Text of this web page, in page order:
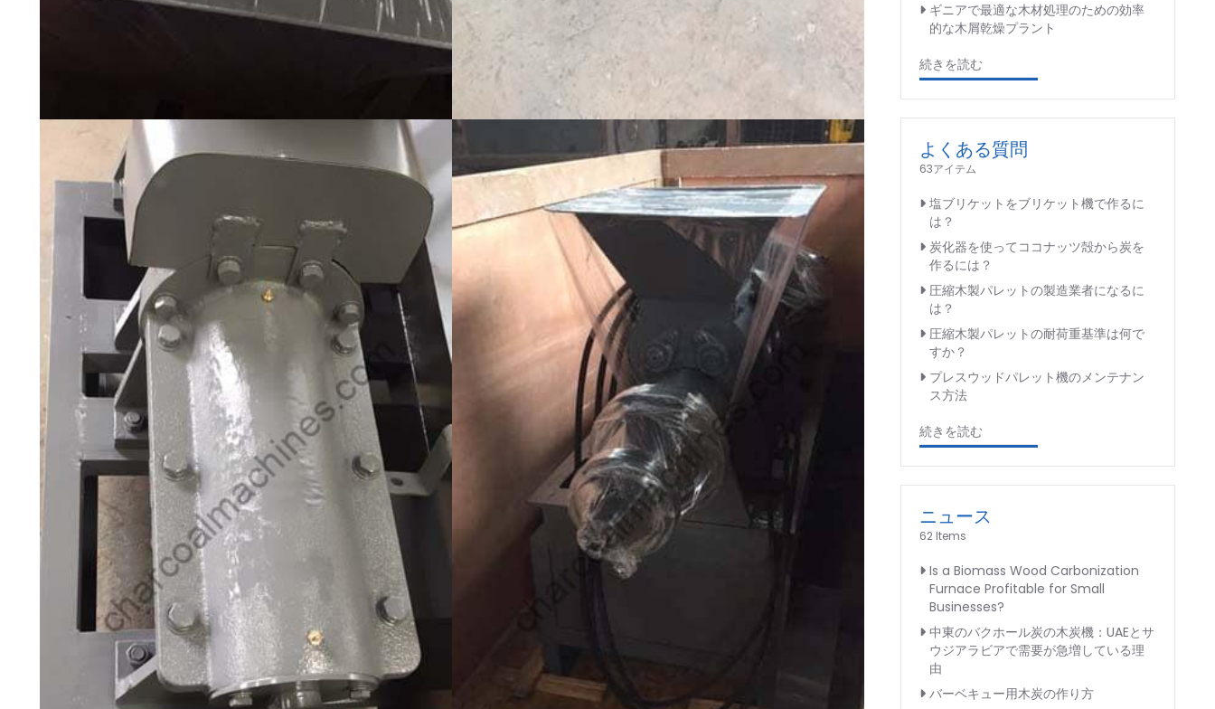
ギニアで最適な木材処理のための効率
的な木屑乾燥プラント
続きを読む
よくある質問
63アイテム
塩ブリケットをブリケット機で作るに
は？
炭化器を使ってココナッツ殻から炭を
作るには？
圧縮木製パレットの製造業者になるに
は？
圧縮木製パレットの耐荷重基準は何で
すか？
プレスウッドパレット機のメンテナン
ス方法
続きを読む
ニュース
62 Items
Is a Biomass Wood Carbonization
Furnace Profitable for Small
Businesses?
中東のバクホール炭の木炭機：UAEとサ
ウジアラビアで需要が急増している理
由
バーベキュー用木炭の作り方